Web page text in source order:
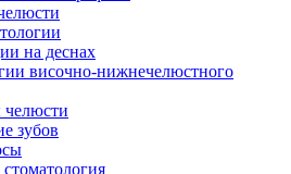
на деснах
височно-нижнечелюстного
зубов